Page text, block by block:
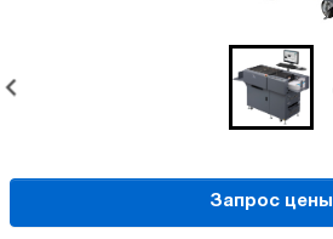
Запрос цены